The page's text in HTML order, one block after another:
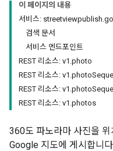
이 페이지의 내용
서비스:
검색 문서
서비스 엔드포인트
REST 리소스: v1.photo
REST 리소스:
REST 리소스:
REST 리소스: v1.photos
360도 파노라마 사진을 위
Google 지도에 게시합니